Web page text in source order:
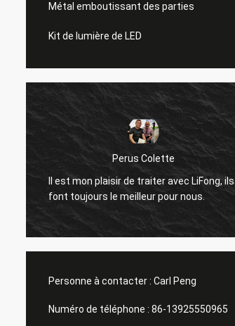
Métal emboutissant des parties
Kit de lumière de LED
Perus Colette
Il est mon plaisir de traiter avec LiFong, ils
font toujours le meilleur pour nous.
Personne à contacter : Carl Peng
Numéro de téléphone : 86-13925550965